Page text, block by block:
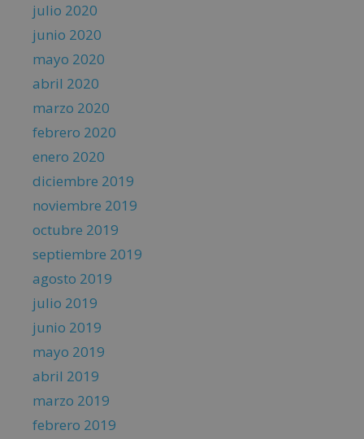
julio 2020
junio 2020
mayo 2020
abril 2020
marzo 2020
febrero 2020
enero 2020
diciembre 2019
noviembre 2019
octubre 2019
septiembre 2019
agosto 2019
julio 2019
junio 2019
mayo 2019
abril 2019
marzo 2019
febrero 2019